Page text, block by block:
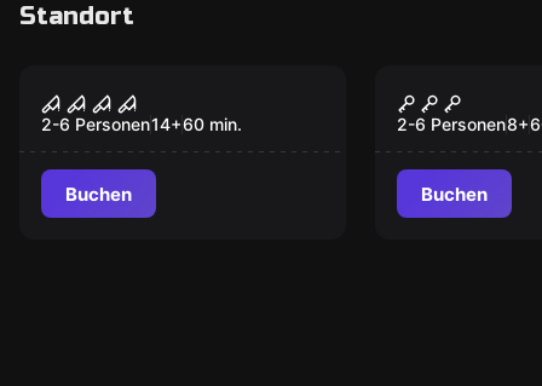
Standort
Maniac
2-6 Personen14+60 min.
Buchen
The Castle
2-6 Personen8+
Buchen